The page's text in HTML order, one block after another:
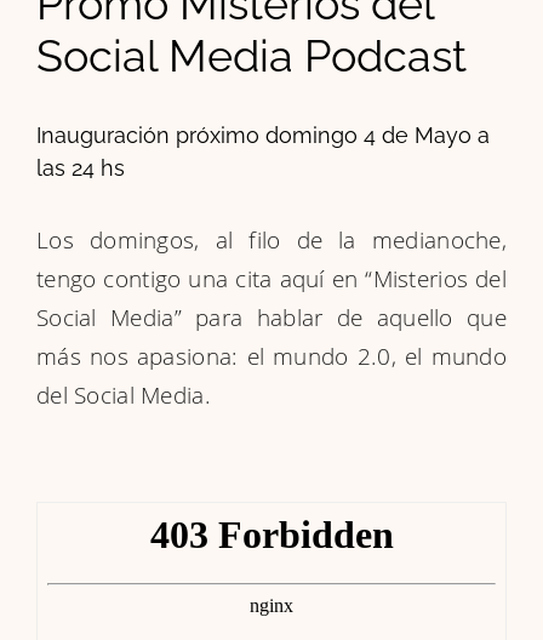
Social Media Podcast
Inauguración próximo domingo 4 de Mayo a
las 24 hs
Los domingos, al filo de la medianoche,
tengo contigo una cita aquí en “Misterios del
Social Media” para hablar de aquello que
más nos apasiona: el mundo 2.0, el mundo
del Social Media.